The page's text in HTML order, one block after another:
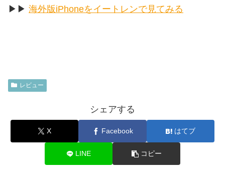
▶︎▶︎ 海外版iPhoneをイートレンで見てみる
レビュー
シェアする
X Facebook はてブ
LINE コピー